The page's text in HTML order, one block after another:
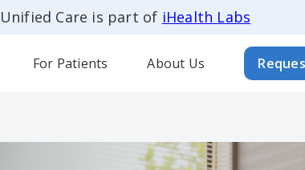
Unified Care is part of iHealth Labs
For Patients About Us